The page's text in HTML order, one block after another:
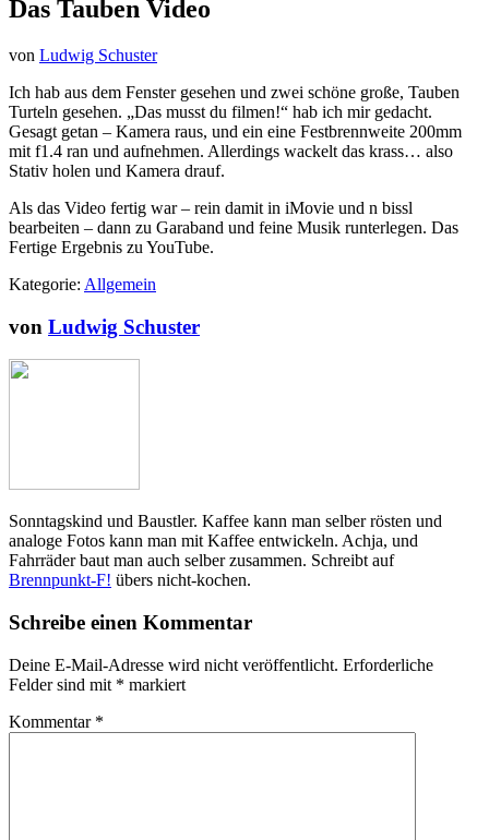
Das Tauben Video
von Ludwig Schuster
Ich hab aus dem Fenster gesehen und zwei schöne große, Tauben
Turteln gesehen. „Das musst du filmen!“ hab ich mir gedacht.
Gesagt getan – Kamera raus, und ein eine Festbrennweite 200mm
mit f1.4 ran und aufnehmen. Allerdings wackelt das krass… also
Stativ holen und Kamera drauf.
Als das Video fertig war – rein damit in iMovie und n bissl
bearbeiten – dann zu Garaband und feine Musik runterlegen. Das
Fertige Ergebnis zu YouTube.
Kategorie: Allgemein
von Ludwig Schuster
Sonntagskind und Baustler. Kaffee kann man selber rösten und
analoge Fotos kann man mit Kaffee entwickeln. Achja, und
Fahrräder baut man auch selber zusammen. Schreibt auf
Brennpunkt-F! übers nicht-kochen.
Schreibe einen Kommentar
Deine E-Mail-Adresse wird nicht veröffentlicht. Erforderliche
Felder sind mit * markiert
Kommentar *